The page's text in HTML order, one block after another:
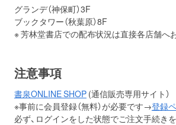
グランデ（神保町）3F
ブックタワー（秋葉原）8F
※ 芳林堂書店での配布状況は直接各店舗へ
注意事項
書泉ONLINE SHOP(通信販売専用サイト）
※事前に会員登録（無料）が必要です→登録
必ず、ログインをした状態でご注文手続き